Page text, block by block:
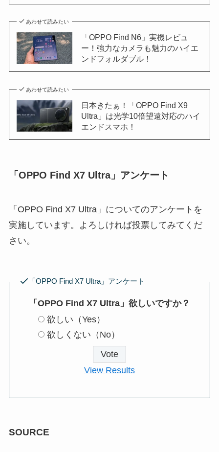
あわせて読みたい
「OPPO Find N6」実機レビュ
ー！強力なカメラも魅力のハイエ
ンドフォルダブル！
あわせて読みたい
日本きたぁ！「OPPO Find X9
Ultra」は光学10倍望遠対応のハイ
エンドスマホ！
「OPPO Find X7 Ultra」アンケート
「OPPO Find X7 Ultra」についてのアンケートを
実施しています。よろしければ投票してみてくだ
さい。
「OPPO Find X7 Ultra」アンケート
「OPPO Find X7 Ultra」欲しいですか？
欲しい（Yes）
欲しくない（No）
View Results
SOURCE